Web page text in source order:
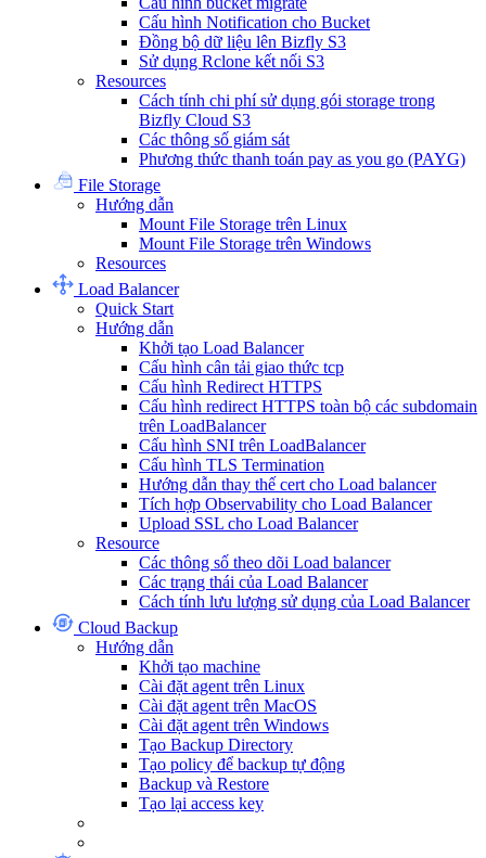
Cấu hình Notification cho Bucket
Đồng bộ dữ liệu lên Bizfly S3
Sử dụng Rclone kết nối S3
Resources
Cách tính chi phí sử dụng gói storage trong
Bizfly Cloud S3
Các thông số giám sát
Phương thức thanh toán pay as you go (PAYG)
File Storage
Hướng dẫn
Mount File Storage trên Linux
Mount File Storage trên Windows
Resources
Load Balancer
Quick Start
Hướng dẫn
Khởi tạo Load Balancer
Cấu hình cân tải giao thức tcp
Cấu hình Redirect HTTPS
Cấu hình redirect HTTPS toàn bộ các subdomain
trên LoadBalancer
Cấu hình SNI trên LoadBalancer
Cấu hình TLS Termination
Hướng dẫn thay thế cert cho Load balancer
Tích hợp Observability cho Load Balancer
Upload SSL cho Load Balancer
Resource
Các thông số theo dõi Load balancer
Các trạng thái của Load Balancer
Cách tính lưu lượng sử dụng của Load Balancer
Cloud Backup
Hướng dẫn
Khởi tạo machine
Cài đặt agent trên Linux
Cài đặt agent trên MacOS
Cài đặt agent trên Windows
Tạo Backup Directory
Tạo policy để backup tự động
Backup và Restore
Tạo lại access key